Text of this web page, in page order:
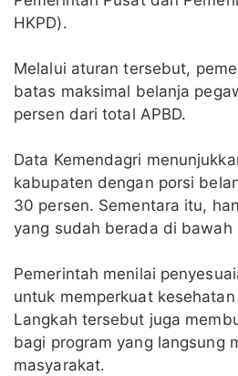
HKPD).
Melalui aturan tersebut,
batas maksimal belanja
persen dari total APBD.
Data Kemendagri
kabupaten dengan porsi
30 persen. Sementara itu,
yang sudah berada di
Pemerintah menilai
untuk memperkuat
Langkah tersebut juga
bagi program yang langsung
masyarakat.